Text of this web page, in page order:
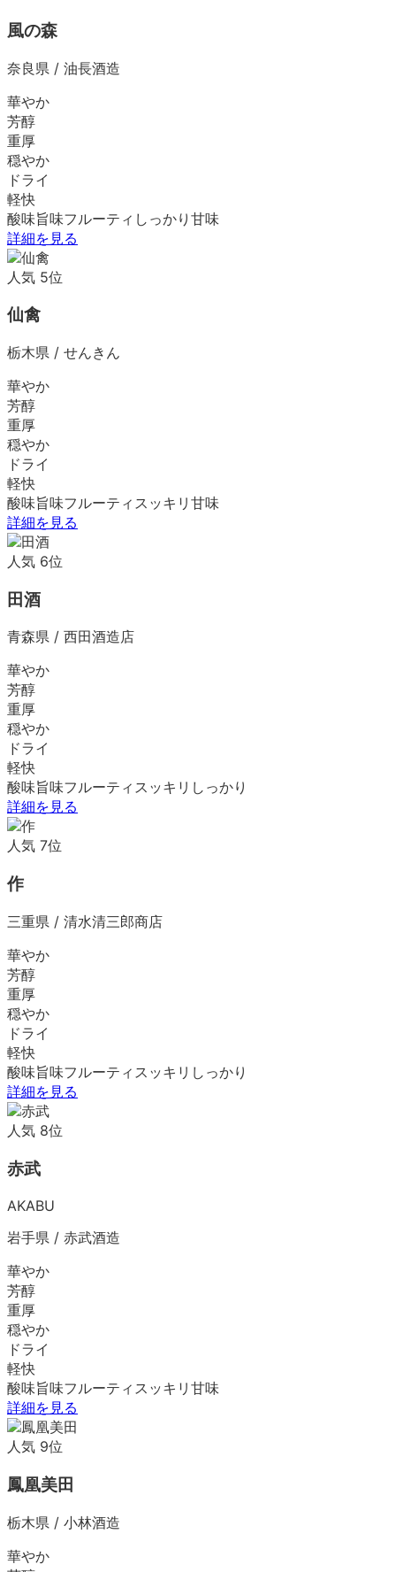
風の森
奈良県 / 油長酒造
華やか
芳醇
重厚
穏やか
ドライ
軽快
酸味旨味フルーティ しっかり 甘味
詳細を見る
人気 5位
仙禽
栃木県 / せんきん
華やか
芳醇
重厚
穏やか
ドライ
軽快
酸味旨味フルーティ スッキリ 甘味
詳細を見る
人気 6位
田酒
青森県 / 西田酒造店
華やか
芳醇
重厚
穏やか
ドライ
軽快
酸味旨味フルーティ スッキリ しっかり
詳細を見る
人気 7位
作
三重県 / 清水清三郎商店
華やか
芳醇
重厚
穏やか
ドライ
軽快
酸味旨味フルーティ スッキリ しっかり
詳細を見る
人気 8位
赤武
AKABU
岩手県 / 赤武酒造
華やか
芳醇
重厚
穏やか
ドライ
軽快
酸味旨味フルーティ スッキリ 甘味
詳細を見る
人気 9位
鳳凰美田
栃木県 / 小林酒造
華やか